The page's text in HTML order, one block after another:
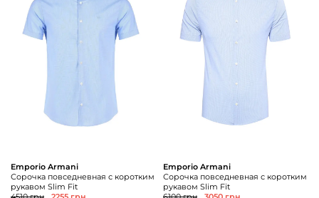
Возвращение
и обмен
Вопросы и
Palmira Club
+38(050)4840005
Emporio Armani
Сорочка повседневная с коротким
рукавом Slim Fit
Emporio Armani
Сорочка повседневная с коротким
рукавом Slim Fit